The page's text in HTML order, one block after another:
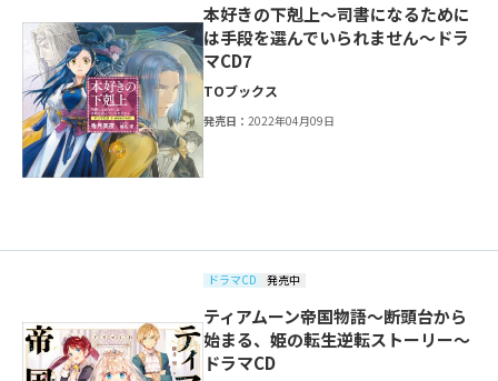
本好きの下剋上～司書になるために
は手段を選んでいられません～ドラ
マCD7
TOブックス
発売日：2022年04月09日
ドラマCD 発売中
ティアムーン帝国物語～断頭台から
始まる、姫の転生逆転ストーリー～
ドラマCD